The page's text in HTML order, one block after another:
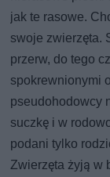
jak te rasowe.
swoje zwierzęta.
przerw, do tego
spokrewnionymi
pseudohodowcy
suczkę i w
podani tylko
Zwierzęta żyją w